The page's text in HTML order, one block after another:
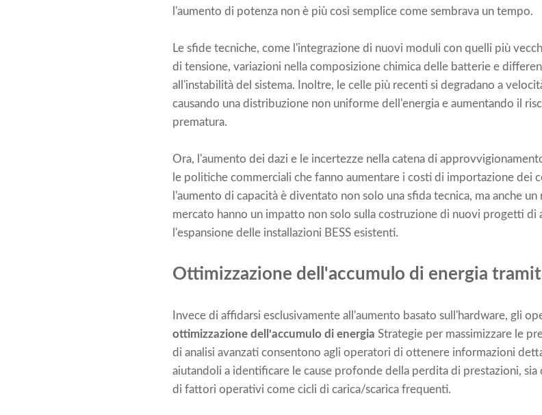
l'aumento di potenza non è più così semplice come sembrava un tempo.
Le sfide tecniche, come l'integrazione di nuovi moduli con quelli più
di tensione, variazioni nella composizione chimica delle batterie e
all'instabilità del sistema. Inoltre, le celle più recenti si degradano a
causando una distribuzione non uniforme dell'energia e aumentando il
prematura.
Ora, l'aumento dei dazi e le incertezze nella catena di
le politiche commerciali che fanno aumentare i costi di importazione
l'aumento di capacità è diventato non solo una sfida tecnica, ma anche
mercato hanno un impatto non solo sulla costruzione di nuovi progetti di
l'espansione delle installazioni BESS esistenti.
Ottimizzazione dell'accumulo di energia
Invece di affidarsi esclusivamente all'aumento basato sull'hardware, gli
ottimizzazione dell'accumulo di energia Strategie per massimizzare le
di analisi avanzati consentono agli operatori di ottenere informazioni
aiutandoli a identificare le cause profonde della perdita di prestazioni,
di fattori operativi come cicli di carica/scarica frequenti.